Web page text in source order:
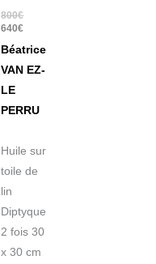
800€
640€
Béatrice
VAN EZ-
LE
PERRU
Huile sur
toile de
lin
Diptyque
2 fois 30
x 30 cm